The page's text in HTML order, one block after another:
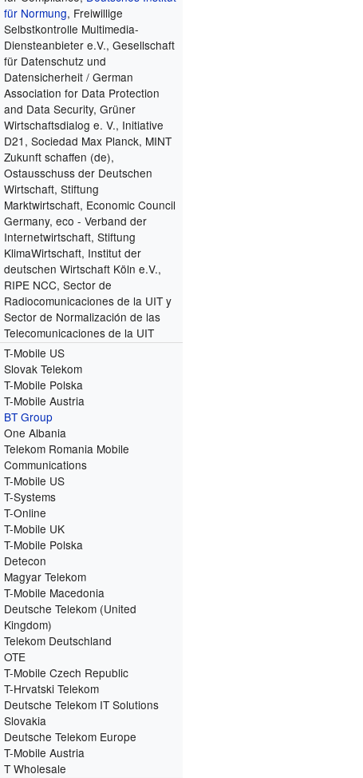
für Normung, Freiwillige
Selbstkontrolle Multimedia-
Diensteanbieter e.V., Gesellschaft
für Datenschutz und
Datensicherheit / German
Association for Data Protection
and Data Security, Grüner
Wirtschaftsdialog e. V., Initiative
D21, Sociedad Max Planck, MINT
Zukunft schaffen (de),
Ostausschuss der Deutschen
Wirtschaft, Stiftung
Marktwirtschaft, Economic Council
Germany, eco - Verband der
Internetwirtschaft, Stiftung
KlimaWirtschaft, Institut der
deutschen Wirtschaft Köln e.V.,
RIPE NCC, Sector de
Radiocomunicaciones de la UIT y
Sector de Normalización de las
Telecomunicaciones de la UIT
T-Mobile US
Slovak Telekom
T-Mobile Polska
T-Mobile Austria
BT Group
One Albania
Telekom Romania Mobile
Communications
T-Mobile US
T-Systems
T-Online
T-Mobile UK
T-Mobile Polska
Detecon
Magyar Telekom
T-Mobile Macedonia
Deutsche Telekom (United
Kingdom)
Telekom Deutschland
OTE
T-Mobile Czech Republic
T-Hrvatski Telekom
Deutsche Telekom IT Solutions
Slovakia
Deutsche Telekom Europe
T-Mobile Austria
T Wholesale